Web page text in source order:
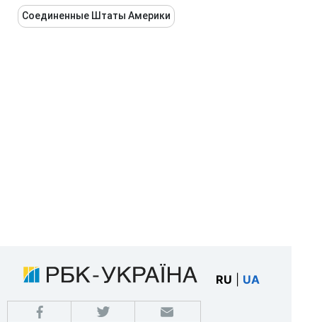
Соединенные Штаты Америки
RU UA